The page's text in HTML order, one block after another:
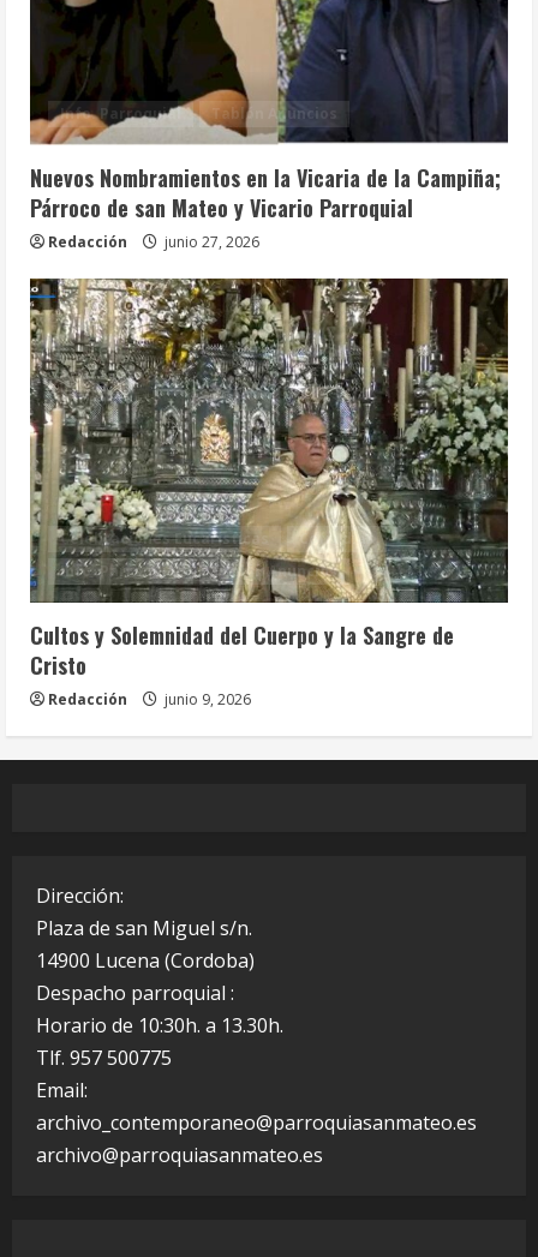
Info. Parroquial Tablón Anuncios
Nuevos Nombramientos en la Vicaria de la Campiña;
Párroco de san Mateo y Vicario Parroquial
Redacción junio 27, 2026
Celebraciones Eucarísticas
Cofradías
Info. Parroquial
Tablón Anuncios
Cultos y Solemnidad del Cuerpo y la Sangre de
Cristo
Redacción junio 9, 2026
Dirección:
Plaza de san Miguel s/n.
14900 Lucena (Cordoba)
Despacho parroquial :
Horario de 10:30h. a 13.30h.
Tlf. 957 500775
Email:
archivo_contemporaneo@parroquiasanmateo.es
archivo@parroquiasanmateo.es